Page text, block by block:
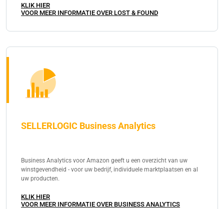
KLIK HIER
VOOR MEER INFORMATIE OVER LOST & FOUND
SELLERLOGIC Business Analytics
Business Analytics voor Amazon geeft u een overzicht van uw
winstgevendheid - voor uw bedrijf, individuele marktplaatsen en al
uw producten.
KLIK HIER
VOOR MEER INFORMATIE OVER BUSINESS ANALYTICS